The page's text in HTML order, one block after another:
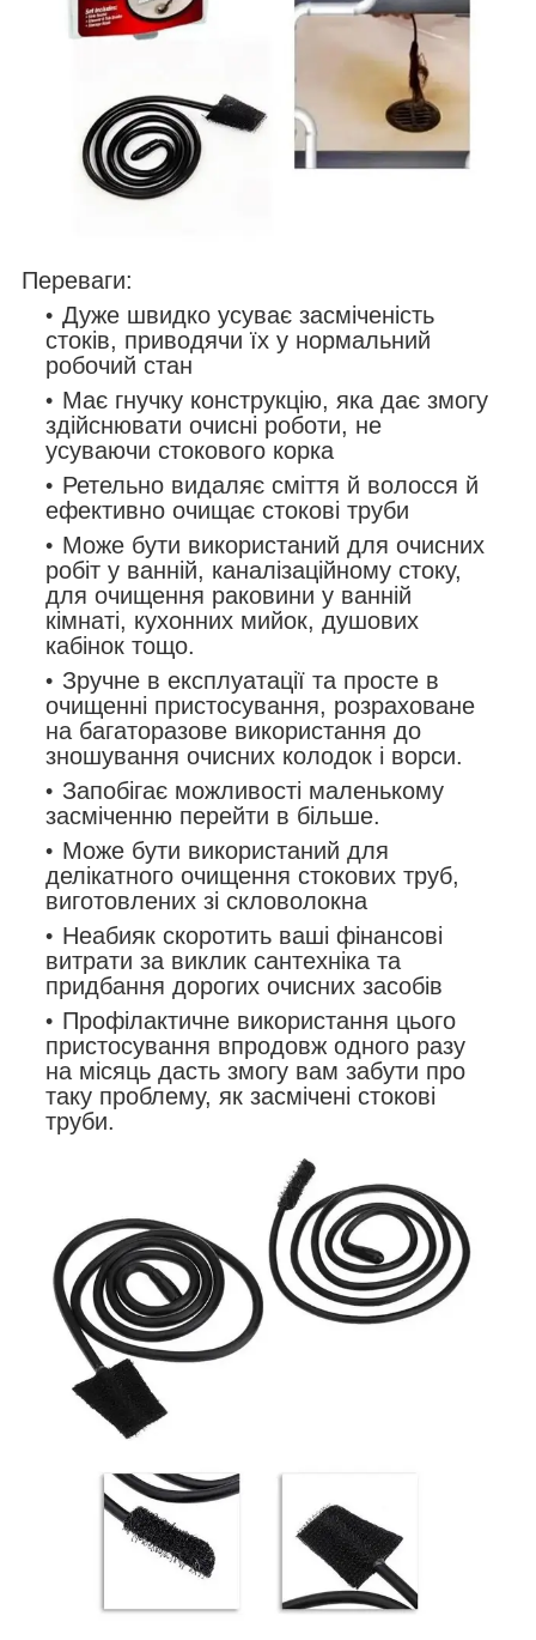
Переваги:
Дуже швидко усуває засміченість
стоків, приводячи їх у нормальний
робочий стан
Має гнучку конструкцію, яка дає змогу
здійснювати очисні роботи, не
усуваючи стокового корка
Ретельно видаляє сміття й волосся й
ефективно очищає стокові труби
Може бути використаний для очисних
робіт у ванній, каналізаційному стоку,
для очищення раковини у ванній
кімнаті, кухонних мийок, душових
кабінок тощо.
Зручне в експлуатації та просте в
очищенні пристосування, розраховане
на багаторазове використання до
зношування очисних колодок і ворси.
Запобігає можливості маленькому
засміченню перейти в більше.
Може бути використаний для
делікатного очищення стокових труб,
виготовлених зі скловолокна
Неабияк скоротить ваші фінансові
витрати за виклик сантехніка та
придбання дорогих очисних засобів
Профілактичне використання цього
пристосування впродовж одного разу
на місяць дасть змогу вам забути про
таку проблему, як засмічені стокові
труби.